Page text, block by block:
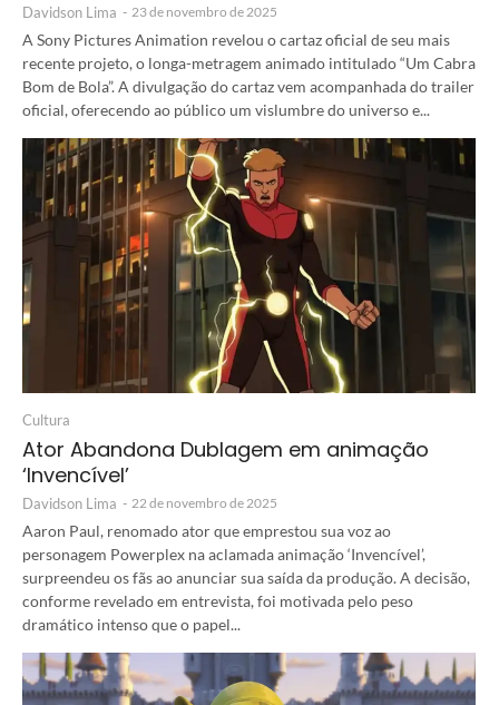
Davidson Lima - 23 de novembro de 2025
A Sony Pictures Animation revelou o cartaz oficial de seu mais
recente projeto, o longa-metragem animado intitulado “Um Cabra
Bom de Bola”. A divulgação do cartaz vem acompanhada do trailer
oficial, oferecendo ao público um vislumbre do universo e...
Cultura
Ator Abandona Dublagem em animação
‘Invencível’
Davidson Lima - 22 de novembro de 2025
Aaron Paul, renomado ator que emprestou sua voz ao
personagem Powerplex na aclamada animação ‘Invencível’,
surpreendeu os fãs ao anunciar sua saída da produção. A decisão,
conforme revelado em entrevista, foi motivada pelo peso
dramático intenso que o papel...